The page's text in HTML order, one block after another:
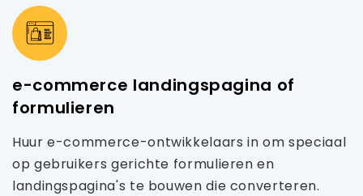
e-commerce landingspagina of
formulieren
Huur e-commerce-ontwikkelaars in om speciaal
op gebruikers gerichte formulieren en
landingspagina's te bouwen die converteren.